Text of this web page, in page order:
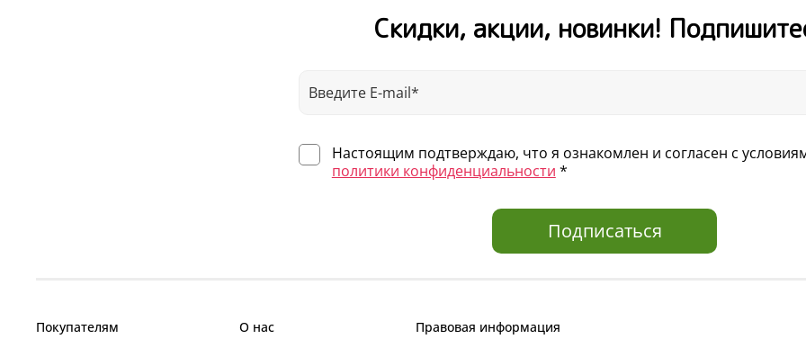
Скидки, акции, новинки!
Настоящим подтверждаю, что я ознакомлен и согласен с
политики конфиденциальности *
Подписаться
Покупателям
О нас
Правовая информация